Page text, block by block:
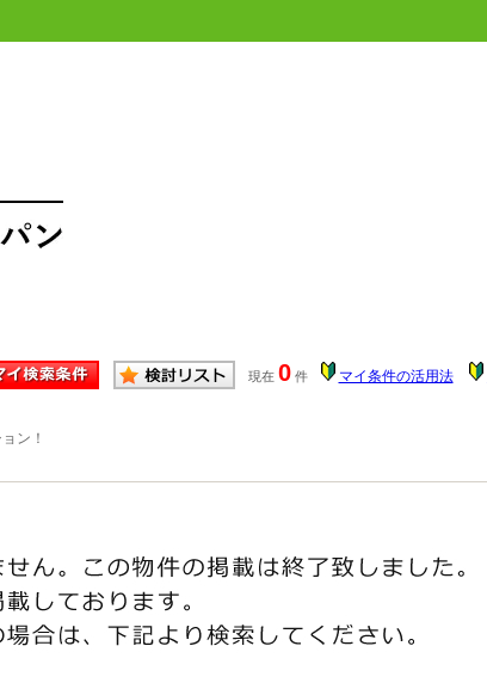
現在 0 件 マイ条件の活用法
ン！